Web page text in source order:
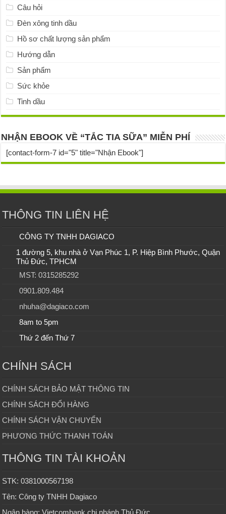
Câu hỏi
Đèn xông tinh dầu
Hồ sơ chất lượng sản phẩm
Hướng dẫn
Sản phẩm
Sức khỏe
Tinh dầu
NHẬN EBOOK VỀ “TẮC TIA SỮA” MIỄN PHÍ
[contact-form-7 id="5" title="Nhận Ebook"]
THÔNG TIN LIÊN HỆ
CÔNG TY TNHH DAGIACO
1 đường 5, khu nhà ở Vạn Phúc 1, P. Hiệp Bình Phước, Quận
Thủ Đức, TPHCM
MST: 0315285292
0901.809.484
nhuha@dagiaco.com
8am to 5pm
Thứ 2 đến Thứ 7
CHÍNH SÁCH
CHÍNH SÁCH BẢO MẬT THÔNG TIN
CHÍNH SÁCH ĐỔI HÀNG
CHÍNH SÁCH VẬN CHUYỂN
PHƯƠNG THỨC THANH TOÁN
THÔNG TIN TÀI KHOẢN
STK: 0381000567198
Tên: Công ty TNHH Dagiaco
Ngân hàng: Vietcombank chi nhánh Thủ Đức